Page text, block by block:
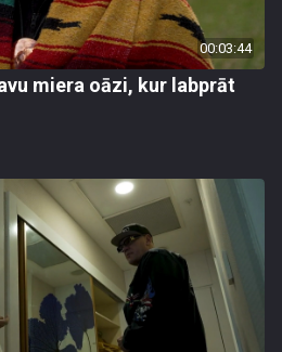
00:03:44
miera oāzi, kur labprāt